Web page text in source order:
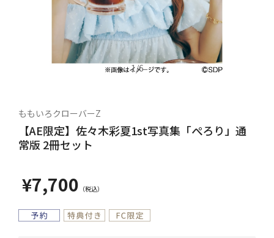
1/6
ももいろクローバーZ
【AE限定】佐々木彩夏1st写真集「ぺろり」通
常版 2冊セット
¥7,700